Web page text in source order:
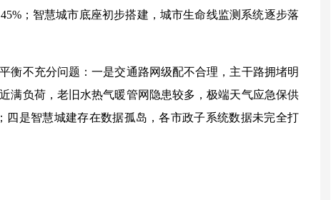
45%；智慧城市底座初步搭建，城市生命线监测系统逐步落
衡不充分问题：一是交通路网级配不合理，主干路拥堵明
满负荷，老旧水热气暖管网隐患较多，极端天气应急保供
是智慧城建存在数据孤岛，各市政子系统数据未完全打